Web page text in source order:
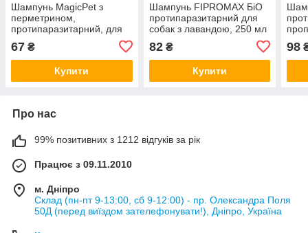
Шампунь MagicPet з
перметрином,
протипаразитарний, для
67 ₴
Купити
Шампунь FIPROMAX БіО
протипаразитарний для
собак з лавандою, 250 мл
82₴
Купити
98
Про нас
99% позитивних з 1212 відгуків за рік
Працює з 09.11.2010
м. Дніпро
Склад (пн-пт 9-13:00, сб 9-12:00) - пр. Олександра Поля
50Д (перед виїздом зателефонувати!), Дніпро, Україна